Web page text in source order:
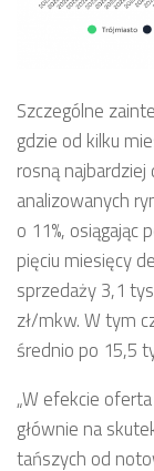
Szczególne
gdzie od kilku
rosną
analizowanych
o 11%, osiągając
pięciu miesięcy
sprzedaży 3,1
zł/mkw. W tym
średnio po 15,5
„W efekcie
głównie na
tańszych od